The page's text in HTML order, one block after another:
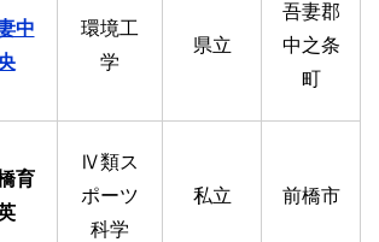
中
環境工
学
県立
吾妻郡
中之条
町
育
Ⅳ類ス
ポーツ
科学
私立 前橋市